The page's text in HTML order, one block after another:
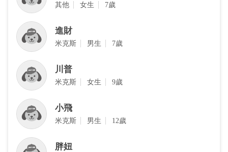
其他 女生 7歲
進財
米克斯 男生 7歲
川普
‎米克斯 女生 9歲
小飛
‎米克斯 男生 12歲
胖妞